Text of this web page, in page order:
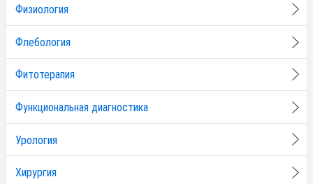
Физиология
Флебология
Фитотерапия
Функциональная диагностика
Урология
Хирургия